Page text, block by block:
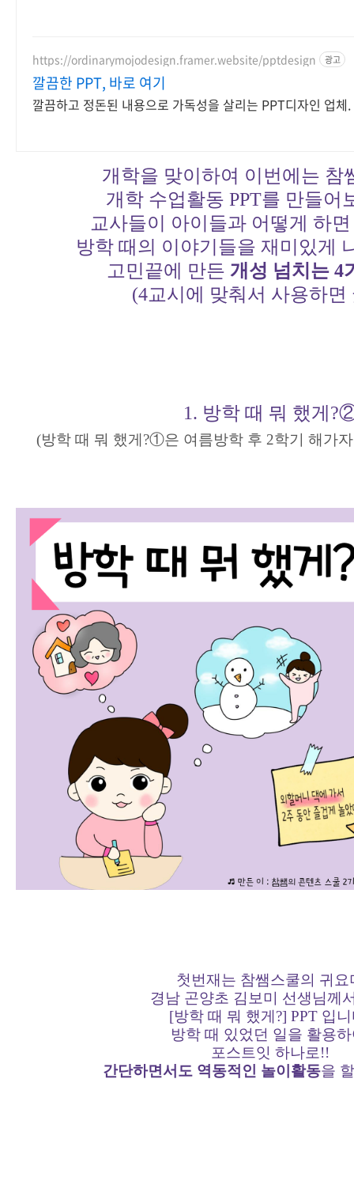
https://ordinarymojodesign.framer.website/pptdesign 광고
깔끔한 PPT, 바로 여기
깔끔하고 정돈된 내용으로 가독성을 살리는 PPT디자인 업체.
개학을 맞이하여 이번에는 참
개학 수업활동 PPT를 만들어
교사들이 아이들과 어떻게 하
방학 때의 이야기들을 재미있게
고민끝에 만든 개성 넘치는 4
(4교시에 맞춰서 사용하면
1. 방학 때 뭐 했게
(방학 때 뭐 했게?①은 여름방학 후 2학기 해가
첫번재는 참쌤스쿨의 귀요
경남 곤양초 김보미 선생님께
[방학 때 뭐 했게?] PPT 입
방학 때 있었던 일을 활용
포스트잇 하나로!!
간단하면서도 역동적인 놀이활동을